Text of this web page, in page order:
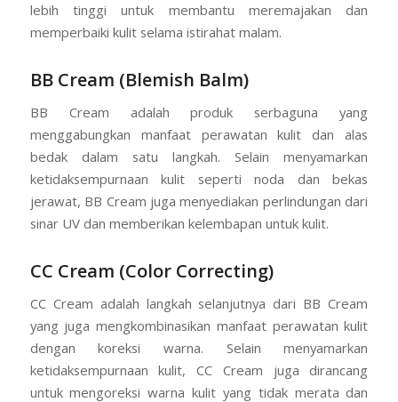
lebih tinggi untuk membantu meremajakan dan
memperbaiki kulit selama istirahat malam.
BB Cream (Blemish Balm)
BB Cream adalah produk serbaguna yang
menggabungkan manfaat perawatan kulit dan alas
bedak dalam satu langkah. Selain menyamarkan
ketidaksempurnaan kulit seperti noda dan bekas
jerawat, BB Cream juga menyediakan perlindungan dari
sinar UV dan memberikan kelembapan untuk kulit.
CC Cream (Color Correcting)
CC Cream adalah langkah selanjutnya dari BB Cream
yang juga mengkombinasikan manfaat perawatan kulit
dengan koreksi warna. Selain menyamarkan
ketidaksempurnaan kulit, CC Cream juga dirancang
untuk mengoreksi warna kulit yang tidak merata dan